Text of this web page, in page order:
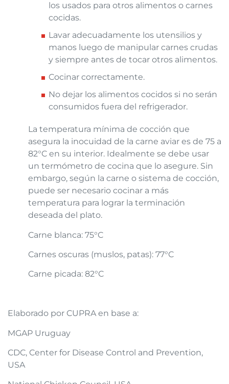
los usados para otros alimentos o carnes
cocidas.
Lavar adecuadamente los utensilios y
manos luego de manipular carnes crudas
y siempre antes de tocar otros alimentos.
Cocinar correctamente.
No dejar los alimentos cocidos si no serán
consumidos fuera del refrigerador.
La temperatura mínima de cocción que
asegura la inocuidad de la carne aviar es de 75 a
82°C en su interior. Idealmente se debe usar
un termómetro de cocina que lo asegure. Sin
embargo, según la carne o sistema de cocción,
puede ser necesario cocinar a más
temperatura para lograr la terminación
deseada del plato.
Carne blanca: 75°C
Carnes oscuras (muslos, patas): 77°C
Carne picada: 82°C
Elaborado por CUPRA en base a:
MGAP Uruguay
CDC, Center for Disease Control and Prevention,
USA